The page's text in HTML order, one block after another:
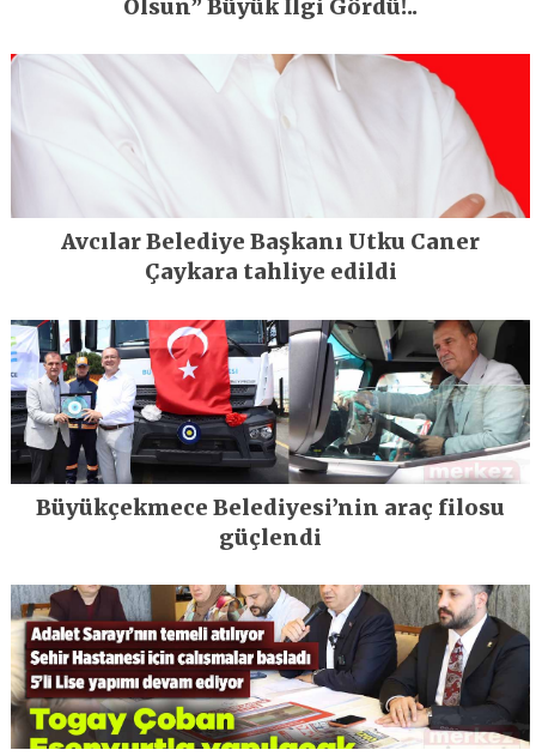
Olsun” Büyük İlgi Gördü!..
Avcılar Belediye Başkanı Utku Caner
Çaykara tahliye edildi
Büyükçekmece Belediyesi’nin araç filosu
güçlendi